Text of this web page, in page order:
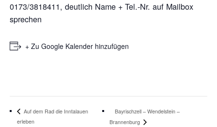
0173/3818411, deutlich Name + Tel.-Nr. auf Mailbox
sprechen
+ Zu Google Kalender hinzufügen
Auf dem Rad die Inntalauen
erleben
Bayrischzell – Wendelstein –
Brannenburg